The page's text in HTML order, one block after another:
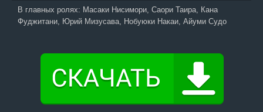
В главных ролях: Масаки Нисимори, Саори Таира, Кана
Фуджитани, Юрий Мизусава, Нобуюки Накаи, Айуми Судо